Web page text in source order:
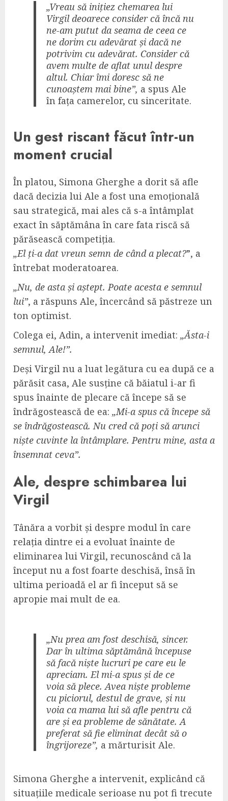
„Vreau să inițiez chemarea lui
Virgil deoarece consider că încă nu
ne-am putut da seama de ceea ce
ne dorim cu adevărat și dacă ne
potrivim cu adevărat. Consider că
avem multe de aflat unul despre
altul. Chiar îmi doresc să ne
cunoaștem mai bine”, a spus Ale
în fața camerelor, cu sinceritate.
Un gest riscant făcut într-un
moment crucial
În platou, Simona Gherghe a dorit să afle
dacă decizia lui Ale a fost una emoțională
sau strategică, mai ales că s-a întâmplat
exact în săptămâna în care fata riscă să
părăsească competiția.
„El ți-a dat vreun semn de când a plecat?”, a
întrebat moderatoarea.
„Nu, de asta și aștept. Poate acesta e semnul
lui”, a răspuns Ale, încercând să păstreze un
ton optimist.
Colega ei, Adin, a intervenit imediat: „Ăsta-i
semnul, Ale!”.
Deși Virgil nu a luat legătura cu ea după ce a
părăsit casa, Ale susține că băiatul i-ar fi
spus înainte de plecare că începe să se
îndrăgostească de ea: „Mi-a spus că începe să
se îndrăgostească. Nu cred că poți să arunci
niște cuvinte la întâmplare. Pentru mine, asta a
însemnat ceva”.
Ale, despre schimbarea lui
Virgil
Tânăra a vorbit și despre modul în care
relația dintre ei a evoluat înainte de
eliminarea lui Virgil, recunoscând că la
început nu a fost foarte deschisă, însă în
ultima perioadă el ar fi început să se
apropie mai mult de ea.
„Nu prea am fost deschisă, sincer.
Dar în ultima săptămână începuse
să facă niște lucruri pe care eu le
apreciam. El mi-a spus și de ce
voia să plece. Avea niște probleme
cu piciorul, destul de grave, și nu
voia ca mama lui să afle pentru că
are și ea probleme de sănătate. A
preferat să fie eliminat decât să o
îngrijoreze”, a mărturisit Ale.
Simona Gherghe a intervenit, explicând că
situațiile medicale serioase nu pot fi trecute